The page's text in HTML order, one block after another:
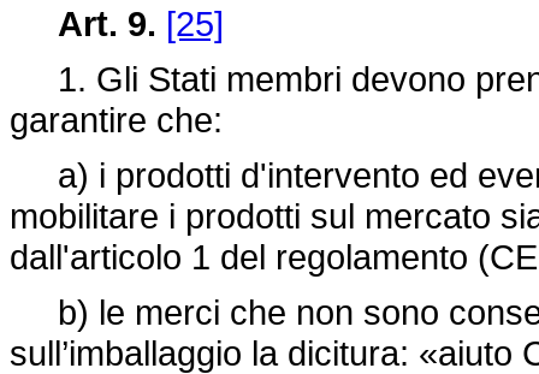
Art. 9. [25]
1. Gli Stati membri devono
garantire che:
a) i prodotti d'intervento ed
mobilitare i prodotti sul mercato
dall'articolo 1 del regolamento
b) le merci che non sono
sull’imballaggio la dicitura: «aiuto